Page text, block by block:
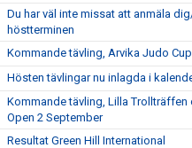
Du har väl inte missat att anmäla
höstterminen
Kommande tävling, Arvika Judo
Hösten tävlingar nu inlagda i
Kommande tävling, Lilla Trollträffen
Open 2 September
Resultat Green Hill International